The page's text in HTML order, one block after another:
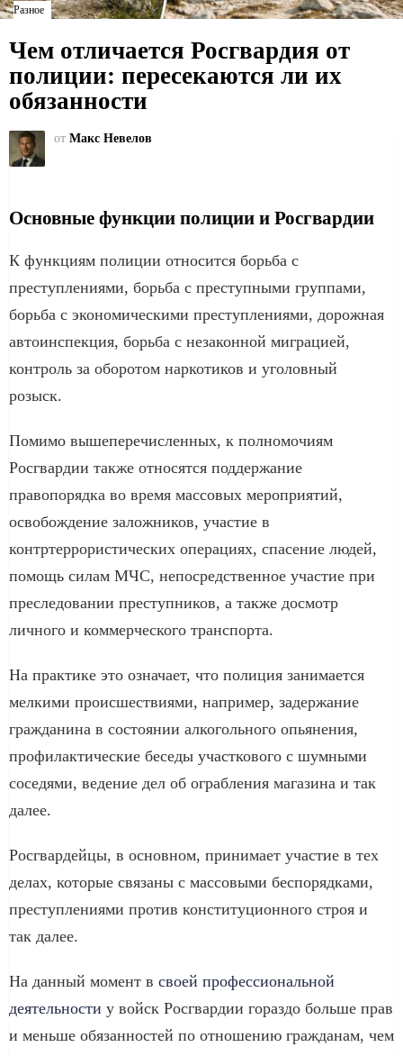
Разное
Чем отличается Росгвардия от
полиции: пересекаются ли их
обязанности
от Макс Невелов
Основные функции полиции и Росгвардии
К функциям полиции относится борьба с
преступлениями, борьба с преступными группами,
борьба с экономическими преступлениями, дорожная
автоинспекция, борьба с незаконной миграцией,
контроль за оборотом наркотиков и уголовный
розыск.
Помимо вышеперечисленных, к полномочиям
Росгвардии также относятся поддержание
правопорядка во время массовых мероприятий,
освобождение заложников, участие в
контртеррористических операциях, спасение людей,
помощь силам МЧС, непосредственное участие при
преследовании преступников, а также досмотр
личного и коммерческого транспорта.
На практике это означает, что полиция занимается
мелкими происшествиями, например, задержание
гражданина в состоянии алкогольного опьянения,
профилактические беседы участкового с шумными
соседями, ведение дел об ограбления магазина и так
далее.
Росгвардейцы, в основном, принимает участие в тех
делах, которые связаны с массовыми беспорядками,
преступлениями против конституционного строя и
так далее.
На данный момент в своей профессиональной
деятельности у войск Росгвардии гораздо больше прав
и меньше обязанностей по отношению гражданам, чем